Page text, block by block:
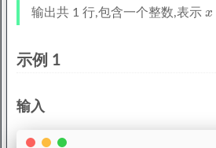
输出共 1 行,包含一个整数,表示
示例 1
输入